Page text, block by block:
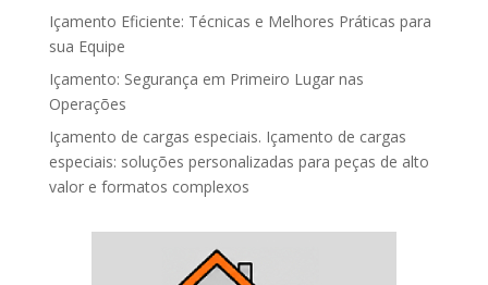
Içamento Eficiente: Técnicas e Melhores Práticas para
sua Equipe
Içamento: Segurança em Primeiro Lugar nas
Operações
Içamento de cargas especiais. Içamento de cargas
especiais: soluções personalizadas para peças de alto
valor e formatos complexos